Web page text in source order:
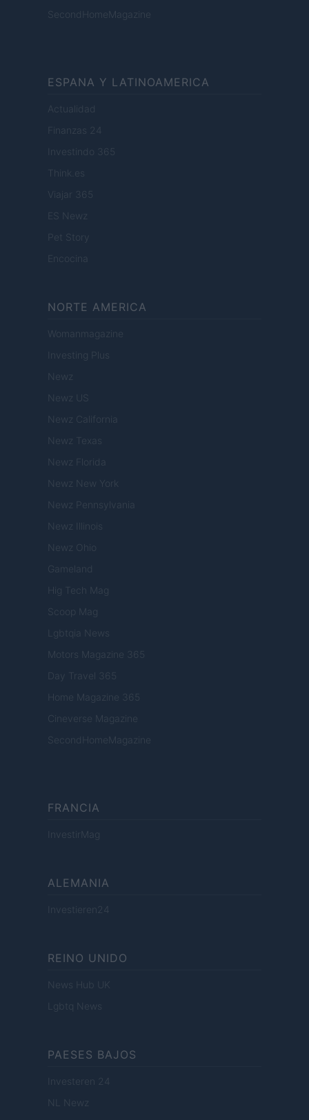
SecondHomeMagazine
ESPANA Y LATINOAMERICA
Actualidad
Finanzas 24
Investindo 365
Think.es
Viajar 365
ES Newz
Pet Story
Encocina
NORTE AMERICA
Womanmagazine
Investing Plus
Newz
Newz US
Newz California
Newz Texas
Newz Florida
Newz New York
Newz Pennsylvania
Newz Illinois
Newz Ohio
Gameland
Hig Tech Mag
Scoop Mag
Lgbtqia News
Motors Magazine 365
Day Travel 365
Home Magazine 365
Cineverse Magazine
SecondHomeMagazine
FRANCIA
InvestirMag
ALEMANIA
Investieren24
REINO UNIDO
News Hub UK
Lgbtq News
PAESES BAJOS
Investeren 24
NL Newz